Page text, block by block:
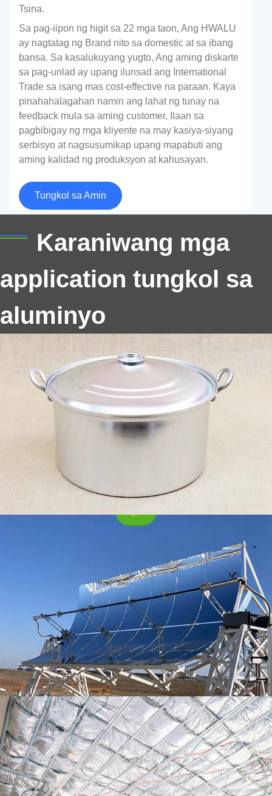
Tsina.
Sa pag-iipon ng higit sa 22 mga taon, Ang HWALU
ay nagtatag ng Brand nito sa domestic at sa ibang
bansa. Sa kasalukuyang yugto, Ang aming diskarte
sa pag-unlad ay upang ilunsad ang International
Trade sa isang mas cost-effective na paraan. Kaya
pinahahalagahan namin ang lahat ng tunay na
feedback mula sa aming customer, Ilaan sa
pagbibigay ng mga kliyente na may kasiya-siyang
serbisyo at nagsusumikap upang mapabuti ang
aming kalidad ng produksyon at kahusayan.
Tungkol sa Amin
Karaniwang mga
application tungkol sa
aluminyo
1100 Grade Cookware Aluminum Circles |
Puro,Safe& Matibay na matibay
Discover1100grade cookware aluminum circles with
excellent formability, food safety
and uniform
Reflective Aluminum Sheets para sa Solar
Reflective aluminyo sheet para sa Solar maglaro ng
isang mahalagang papel sa pagpapahusay ng solar
enerhiya kahusayan sa pamamagitan ng pagdirekta
ng mas maraming sikat ng araw papunta solar panel.
Ang artikulong ito explores kung paano ang mga
sheet na ito mapabuti ang solar kahusayan, Mga Uri,
tinatalakay din ang mga karaniwang alamat at maling
akala na nakapalibot sa paggamit nito.
Aluminyo pagkakabukod foil
Tuklasin ang mga mahahalagang tampok ng aluminyo
pagkakabukod foil, Kasama na rito ang proseso ng
pagmamanupaktura nito, pisikal na katangian, at iba't
ibang mga aplikasyon sa konstruksiyon, industriya ng,
at transportasyon. Alamin kung paano pinahuhusay
ng makabagong materyal na ito ang kahusayan ng
enerhiya at pagpapanatili sa iba't ibang sektor.
Aluminum foil para sa car heat shield
Ang mga shield ng init ng kotse ay karaniwang gawa